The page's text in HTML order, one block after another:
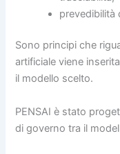
prevedibilità
Sono principi che
artificiale viene
il modello scelto.
PENSAI è stato
di governo tra il